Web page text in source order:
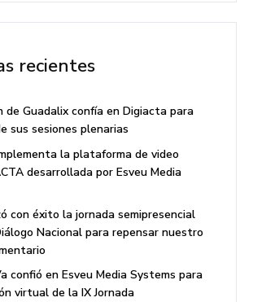
recientes
de Guadalix confía en Digiacta para
sus sesiones plenarias
la plataforma de video
desarrollada por Esveu Media
con éxito la jornada semipresencial
Nacional para repensar nuestro
confió en Esveu Media Systems para
virtual de la IX Jornada